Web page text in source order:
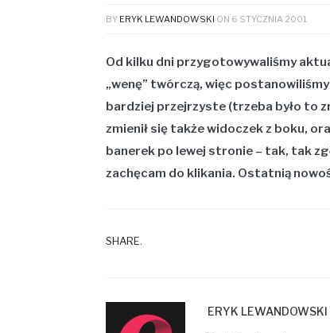
BY ERYK LEWANDOWSKI ON 6 STYCZNIA 2001
Od kilku dni przygotowywaliśmy
„wenę” twórczą, więc
bardziej przejrzyste (trzeba było to
zmienił się także widoczek z boku,
banerek po lewej stronie – tak, tak
zachęcam do klikania. Ostatnią
SHARE.
ERYK LEWANDOWSKI